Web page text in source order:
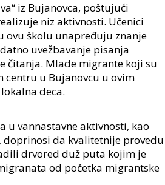
iz Bujanovca, poštujući
niz aktivnosti. Učenici
ovu školu unapređuju znanje
uvežbavanje pisanja
čitanja. Mlade migrante koji su
centru u Bujanovcu u ovim
deca.
u vannastavne aktivnosti, kao
doprinosi da kvalitetnije provedu
drvored duž puta kojim je
od početka migrantske